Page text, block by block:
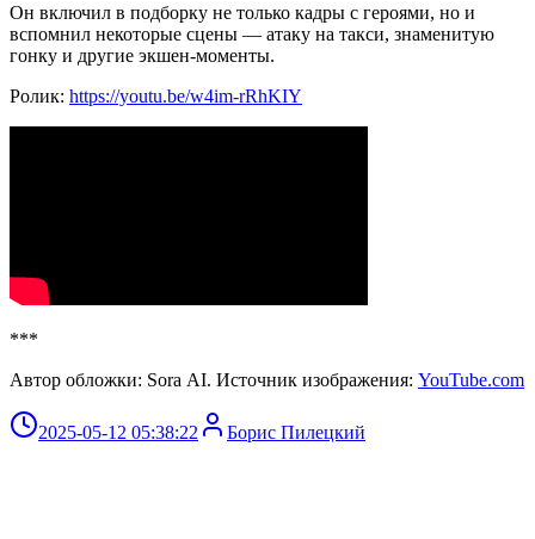
Он включил в подборку не только кадры с героями, но и
вспомнил некоторые сцены — атаку на такси, знаменитую
гонку и другие экшен-моменты.
Ролик: https://youtu.be/w4im-rRhKIY
***
Автор обложки: Sora AI. Источник изображения: YouTube.com
2025-05-12 05:38:22 Борис Пилецкий